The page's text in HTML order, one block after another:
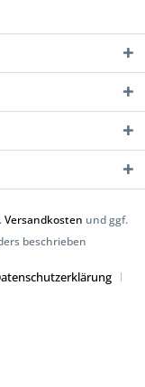
Versandkosten und ggf.
beschrieben